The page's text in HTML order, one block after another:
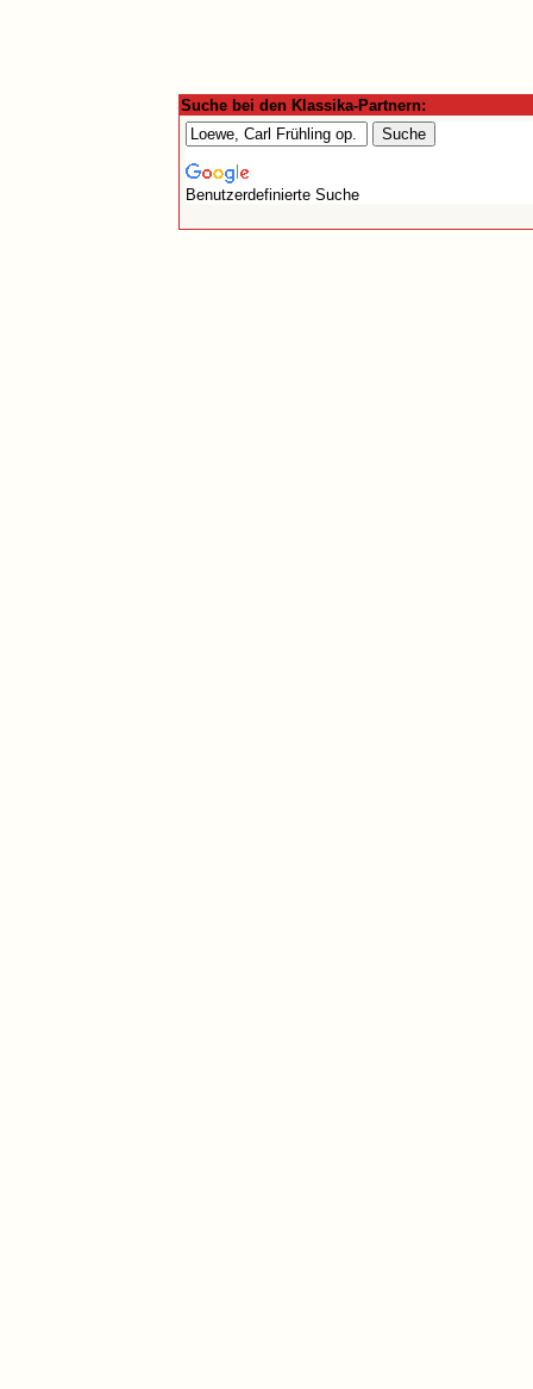
Suche bei den Klassika-Partnern:
Benutzerdefinierte Suche